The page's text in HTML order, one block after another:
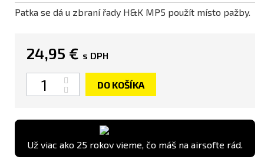
Patka se dá u zbraní řady H&K MP5 použít místo pažby.
24,95 € s DPH
Množstvo
DO KOŠÍKA
Už viac ako 25 rokov vieme, čo máš na airsofte rád.